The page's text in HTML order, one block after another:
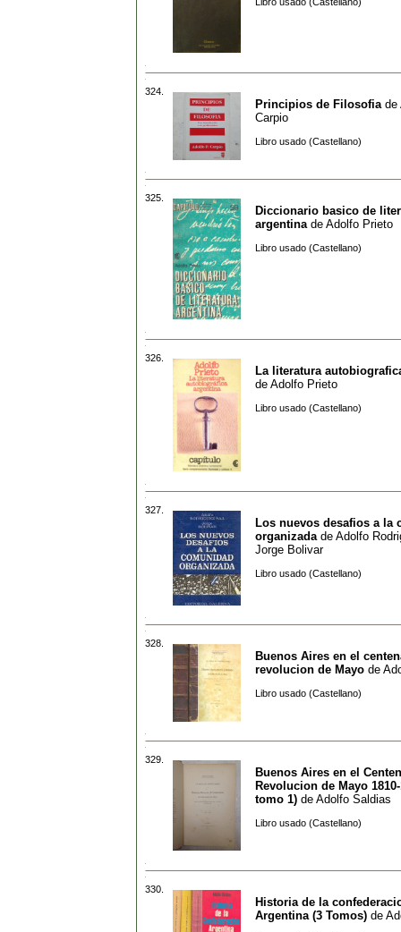
324.
Principios de Filosofia de
Carpio
Libro usado (Castellano)
325.
Diccionario basico de
argentina de Adolfo Prieto
Libro usado (Castellano)
326.
La literatura
de Adolfo Prieto
Libro usado (Castellano)
327.
Los nuevos desafios a la
organizada de Adolfo
Jorge Bolivar
Libro usado (Castellano)
328.
Buenos Aires en el
revolucion de Mayo de
Libro usado (Castellano)
329.
Buenos Aires en el
Revolucion de Mayo
tomo 1) de Adolfo Saldias
Libro usado (Castellano)
330.
Historia de la
Argentina (3 Tomos) de